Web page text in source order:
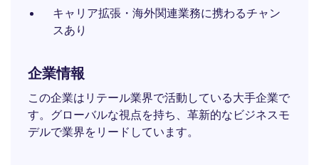
キャリア拡張・海外関連業務に携わるチャン
スあり
企業情報
この企業はリテール業界で活動している大手企業で
す。グローバルな視点を持ち、革新的なビジネスモ
デルで業界をリードしています。